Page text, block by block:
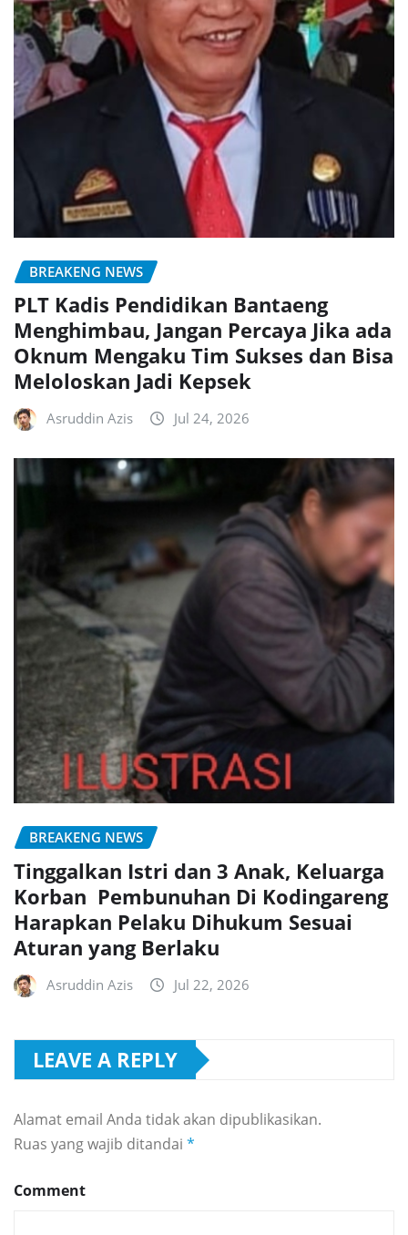
BREAKENG NEWS
PLT Kadis Pendidikan Bantaeng
Menghimbau, Jangan Percaya Jika ada
Oknum Mengaku Tim Sukses dan Bisa
Meloloskan Jadi Kepsek
Asruddin Azis Jul 24, 2026
BREAKENG NEWS
Tinggalkan Istri dan 3 Anak, Keluarga
Korban Pembunuhan Di Kodingareng
Harapkan Pelaku Dihukum Sesuai
Aturan yang Berlaku
Asruddin Azis Jul 22, 2026
LEAVE A REPLY
Alamat email Anda tidak akan dipublikasikan.
Ruas yang wajib ditandai *
Comment